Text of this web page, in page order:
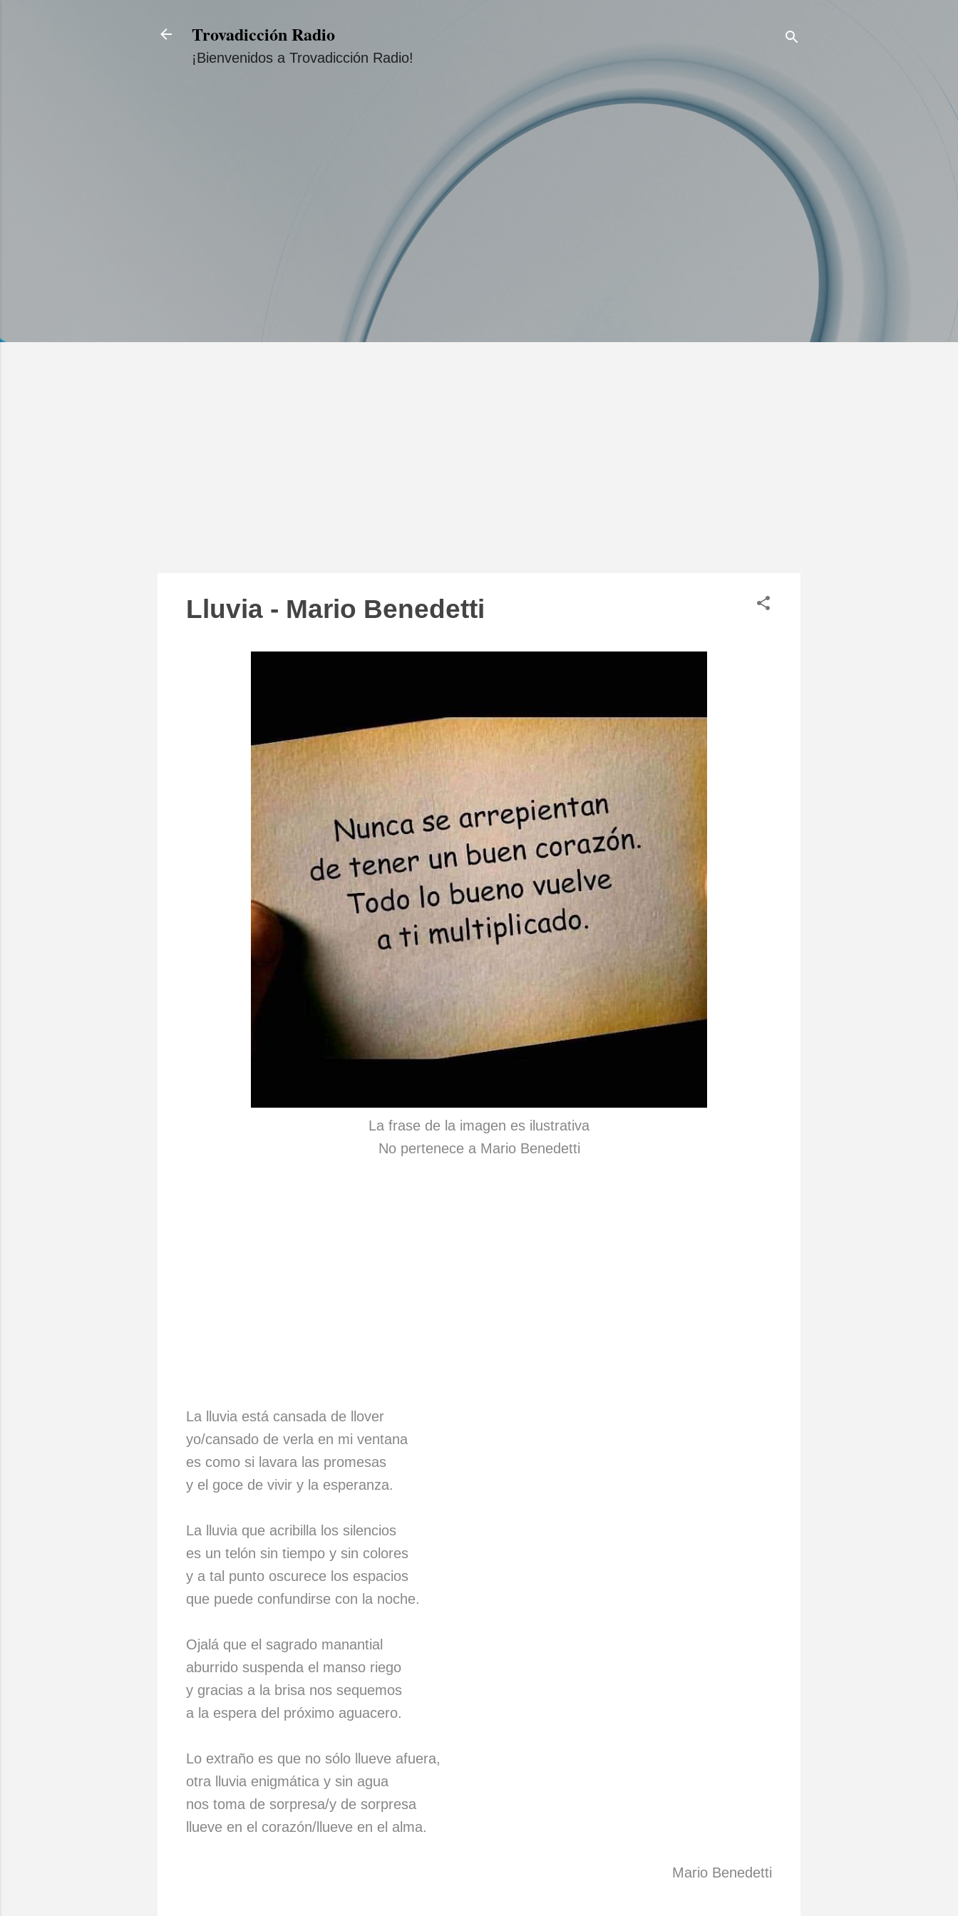
Trovadicción Radio
¡Bienvenidos a Trovadicción Radio!
Lluvia - Mario Benedetti
La frase de la imagen es ilustrativa
No pertenece a Mario Benedetti
La lluvia está cansada de llover
yo/cansado de verla en mi ventana
es como si lavara las promesas
y el goce de vivir y la esperanza.
La lluvia que acribilla los silencios
es un telón sin tiempo y sin colores
y a tal punto oscurece los espacios
que puede confundirse con la noche.
Ojalá que el sagrado manantial
aburrido suspenda el manso riego
y gracias a la brisa nos sequemos
a la espera del próximo aguacero.
Lo extraño es que no sólo llueve afuera,
otra lluvia enigmática y sin agua
nos toma de sorpresa/y de sorpresa
llueve en el corazón/llueve en el alma.
Mario Benedetti